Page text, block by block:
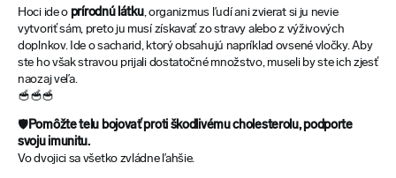
Hoci ide o prírodnú látku, organizmus ľudí ani zvierat si ju nevie
vytvoriť sám, preto ju musí získavať zo stravy alebo z výživových
doplnkov. Ide o sacharid, ktorý obsahujú napríklad ovsené vločky. Aby
ste ho však stravou prijali dostatočné množstvo, museli by ste ich zjesť
naozaj veľa.
🥣🥣🥣
🛡️Pomôžte telu bojovať proti škodlivému cholesterolu, podporte
svoju imunitu.
Vo dvojici sa všetko zvládne ľahšie.